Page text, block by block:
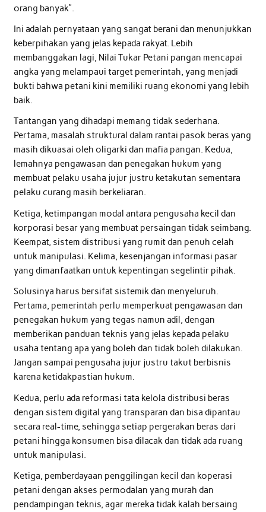
orang banyak”.
Ini adalah pernyataan yang sangat berani dan menunjukkan
keberpihakan yang jelas kepada rakyat. Lebih
membanggakan lagi, Nilai Tukar Petani pangan mencapai
angka yang melampaui target pemerintah, yang menjadi
bukti bahwa petani kini memiliki ruang ekonomi yang lebih
baik.
Tantangan yang dihadapi memang tidak sederhana.
Pertama, masalah struktural dalam rantai pasok beras yang
masih dikuasai oleh oligarki dan mafia pangan. Kedua,
lemahnya pengawasan dan penegakan hukum yang
membuat pelaku usaha jujur justru ketakutan sementara
pelaku curang masih berkeliaran.
Ketiga, ketimpangan modal antara pengusaha kecil dan
korporasi besar yang membuat persaingan tidak seimbang.
Keempat, sistem distribusi yang rumit dan penuh celah
untuk manipulasi. Kelima, kesenjangan informasi pasar
yang dimanfaatkan untuk kepentingan segelintir pihak.
Solusinya harus bersifat sistemik dan menyeluruh.
Pertama, pemerintah perlu memperkuat pengawasan dan
penegakan hukum yang tegas namun adil, dengan
memberikan panduan teknis yang jelas kepada pelaku
usaha tentang apa yang boleh dan tidak boleh dilakukan.
Jangan sampai pengusaha jujur justru takut berbisnis
karena ketidakpastian hukum.
Kedua, perlu ada reformasi tata kelola distribusi beras
dengan sistem digital yang transparan dan bisa dipantau
secara real-time, sehingga setiap pergerakan beras dari
petani hingga konsumen bisa dilacak dan tidak ada ruang
untuk manipulasi.
Ketiga, pemberdayaan penggilingan kecil dan koperasi
petani dengan akses permodalan yang murah dan
pendampingan teknis, agar mereka tidak kalah bersaing